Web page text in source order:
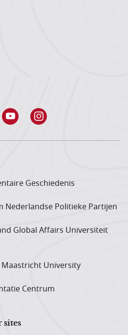
Geschiedenis
Neder­landse Politieke Partijen
Global Affairs Universiteit
University
Centrum
sites